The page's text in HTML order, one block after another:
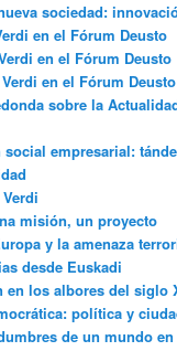
sociedad:
en el Fórum Deusto
en el Fórum Deusto
en el Fórum Deusto
sobre la
empresarial:
misión, un proyecto
y la amenaza
desde Euskadi
en los albores del siglo
política y
de un mundo